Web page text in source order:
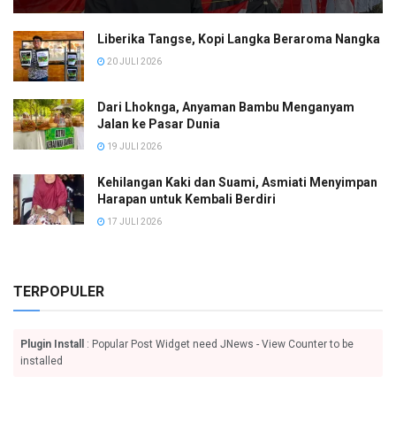
Liberika Tangse, Kopi Langka Beraroma Nangka
20 JULI 2026
Dari Lhoknga, Anyaman Bambu Menganyam
Jalan ke Pasar Dunia
19 JULI 2026
Kehilangan Kaki dan Suami, Asmiati Menyimpan
Harapan untuk Kembali Berdiri
17 JULI 2026
TERPOPULER
Plugin Install
: Popular Post Widget need JNews - View Counter to be
installed